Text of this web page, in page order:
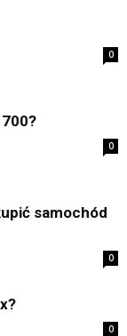
0
0
samochód
0
0